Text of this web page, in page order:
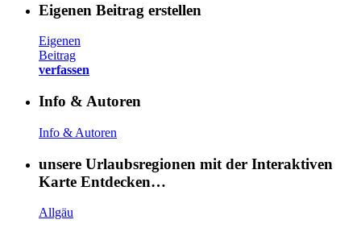
Eigenen Beitrag erstellen
Eigenen
Beitrag
verfassen
Info & Autoren
Info & Autoren
unsere Urlaubsregionen mit der Interaktiven
Karte Entdecken…
Allgäu